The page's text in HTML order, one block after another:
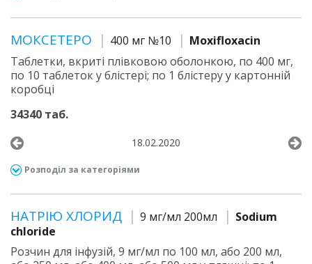
МОКСЕТЕРО 400 мг №10
Moxifloxacin
Таблетки, вкриті плівковою оболонкою, по 400 мг,
по 10 таблеток у блістері; по 1 блістеру у картонній
коробці
34340 таб.
18.02.2020
Розподіл за категоріями
НАТРІЮ ХЛОРИД 9 мг/мл 200мл
Sodium
chloride
Розчин для інфузій, 9 мг/мл по 100 мл, або 200 мл,